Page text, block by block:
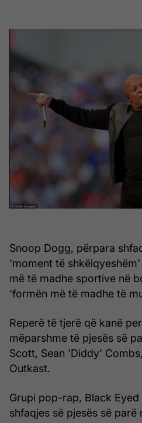
Snoop Dogg, përpara
'moment të
më të madhe sportive në
'formën më të madhe të
Reperë të tjerë që kanë
mëparshme të pjesës së
Scott, Sean 'Diddy'
Outkast.
Grupi pop-rap, Black
shfaqjes së pjesës së parë